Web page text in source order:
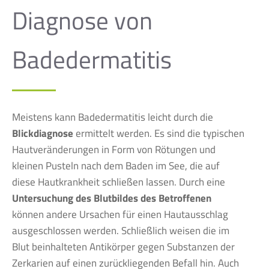
Diagnose von
Badedermatitis
Meistens kann Badedermatitis leicht durch die
Blickdiagnose ermittelt werden. Es sind die typischen
Hautveränderungen in Form von Rötungen und
kleinen Pusteln nach dem Baden im See, die auf
diese Hautkrankheit schließen lassen. Durch eine
Untersuchung des Blutbildes des Betroffenen
können andere Ursachen für einen Hautausschlag
ausgeschlossen werden. Schließlich weisen die im
Blut beinhalteten Antikörper gegen Substanzen der
Zerkarien auf einen zurückliegenden Befall hin. Auch